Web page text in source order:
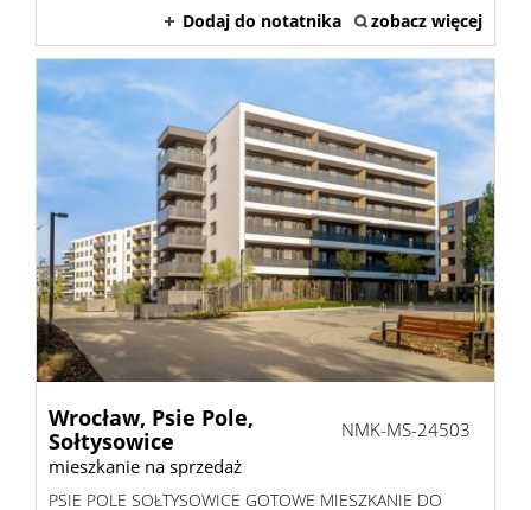
Dodaj do notatnika zobacz więcej
Wrocław, Psie Pole,
Sołtysowice
mieszkanie na sprzedaż
NMK-MS-24503
PSIE POLE SOŁTYSOWICE GOTOWE MIESZKANIE DO